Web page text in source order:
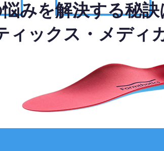
みを解決する秘
ィックス・メディ